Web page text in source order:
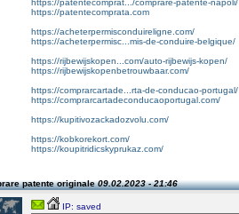
https://patentecomprat.../comprare-patente-napoli/
https://patentecomprata.com
https://acheterpermisconduireligne.com/
https://acheterpermisc...mis-de-conduire-belgique/
https://rijbewijskopen...com/auto-rijbewijs-kopen/
https://rijbewijskopenbetrouwbaar.com/
https://comprarcartade...rta-de-conducao-portugal/
https://comprarcartadeconducaoportugal.com/
https://kupitivozackadozvolu.com/
https://kobkorekort.com/
https://koupitridicskyprukaz.com/
patente originale09.02.2023 - 21:46
IP: saved